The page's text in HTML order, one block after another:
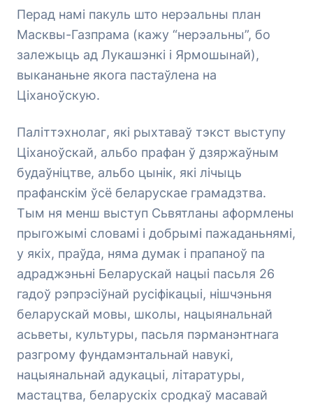
Перад намі пакуль што нерэальны план
Масквы-Газпрама (кажу “нерэальны”, бо
залежыць ад Лукашэнкі і Ярмошынай),
выкананьне якога пастаўлена на
Ціханоўскую.
Паліттэхнолаг, які рыхтаваў тэкст выступу
Ціханоўскай, альбо прафан ў дзяржаўным
будаўніцтве, альбо цынік, які лічыць
прафанскім ўсё беларускае грамадзтва.
Тым ня менш выступ Сьвятланы аформлены
прыгожымі словамі і добрымі пажаданьнямі,
у якіх, праўда, няма думак і прапаноў па
адраджэньні Беларускай нацыі пасьля 26
гадоў рэпрэсіўнай русіфікацыі, нішчэньня
беларускай мовы, школы, нацыянальнай
асьветы, культуры, пасьля пэрманэнтнага
разгрому фундамэнтальнай навукі,
нацыянальнай адукацыі, літаратуры,
мастацтва, беларускіх сродкаў масавай